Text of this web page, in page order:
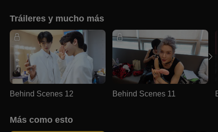
Tráileres y mucho más
Behind Scenes 12 Behind Scenes 11
Más como esto